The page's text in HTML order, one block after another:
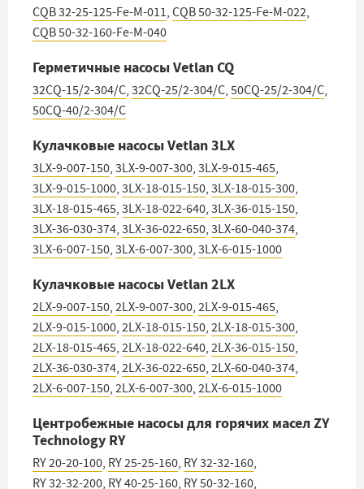
CQB 32-25-125-Fe-M-011, CQB 50-32-125-Fe-M-022,
CQB 50-32-160-Fe-M-040
Герметичные насосы Vetlan CQ
32CQ-15/2-304/C, 32CQ-25/2-304/C, 50CQ-25/2-304/C,
50CQ-40/2-304/C
Кулачковые насосы Vetlan 3LX
3LX-9-007-150, 3LX-9-007-300, 3LX-9-015-465,
3LX-9-015-1000, 3LX-18-015-150, 3LX-18-015-300,
3LX-18-015-465, 3LX-18-022-640, 3LX-36-015-150,
3LX-36-030-374, 3LX-36-022-650, 3LX-60-040-374,
3LX-6-007-150, 3LX-6-007-300, 3LX-6-015-1000
Кулачковые насосы Vetlan 2LX
2LX-9-007-150, 2LX-9-007-300, 2LX-9-015-465,
2LX-9-015-1000, 2LX-18-015-150, 2LX-18-015-300,
2LX-18-015-465, 2LX-18-022-640, 2LX-36-015-150,
2LX-36-030-374, 2LX-36-022-650, 2LX-60-040-374,
2LX-6-007-150, 2LX-6-007-300, 2LX-6-015-1000
Центробежные насосы для горячих масел ZY
Technology RY
RY 20-20-100, RY 25-25-160, RY 32-32-160,
RY 32-32-200, RY 40-25-160, RY 50-32-160,